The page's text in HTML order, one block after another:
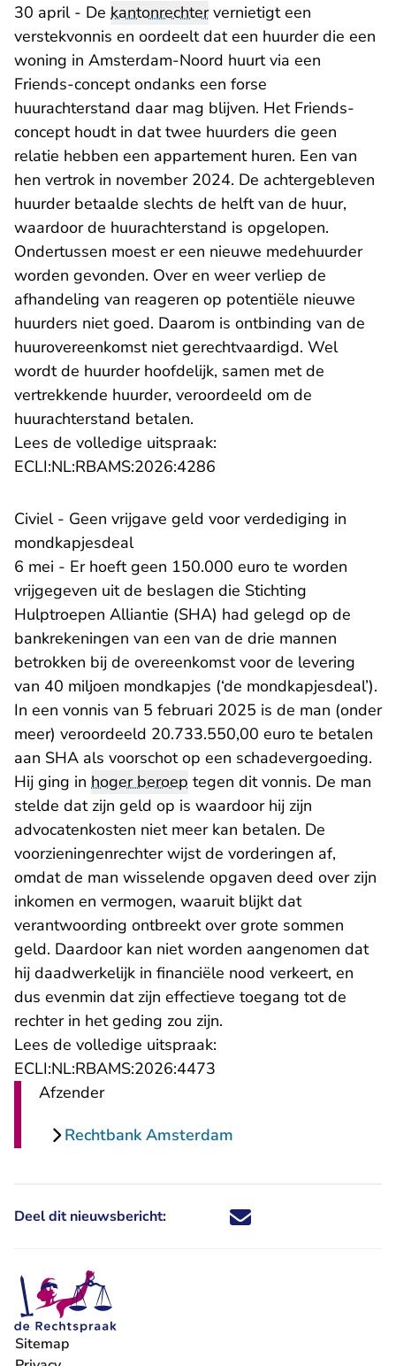
30 april - De kantonrechtervernietigt een
verstekvonnis en oordeelt dat een huurder die een
woning in Amsterdam-Noord huurt via een
Friends-concept ondanks een forse
huurachterstand daar mag blijven. Het Friends-
concept houdt in dat twee huurders die geen
relatie hebben een appartement huren. Een van
hen vertrok in november 2024. De achtergebleven
huurder betaalde slechts de helft van de huur,
waardoor de huurachterstand is opgelopen.
Ondertussen moest er een nieuwe medehuurder
worden gevonden. Over en weer verliep de
afhandeling van reageren op potentiële nieuwe
huurders niet goed. Daarom is ontbinding van de
huurovereenkomst niet gerechtvaardigd. Wel
wordt de huurder hoofdelijk, samen met de
vertrekkende huurder, veroordeeld om de
huurachterstand betalen.
Lees de volledige uitspraak:
ECLI:NL:RBAMS:2026:4286
Civiel - Geen vrijgave geld voor verdediging in
mondkapjesdeal
6 mei - Er hoeft geen 150.000 euro te worden
vrijgegeven uit de beslagen die Stichting
Hulptroepen Alliantie (SHA) had gelegd op de
bankrekeningen van een van de drie mannen
betrokken bij de overeenkomst voor de levering
van 40 miljoen mondkapjes (‘de mondkapjesdeal’).
In een vonnis van 5 februari 2025 is de man (onder
meer) veroordeeld 20.733.550,00 euro te betalen
aan SHA als voorschot op een schadevergoeding.
Hij ging in hoger beroep tegen dit vonnis. De man
stelde dat zijn geld op is waardoor hij zijn
advocatenkosten niet meer kan betalen. De
voorzieningenrechter wijst de vorderingen af,
omdat de man wisselende opgaven deed over zijn
inkomen en vermogen, waaruit blijkt dat
verantwoording ontbreekt over grote sommen
geld. Daardoor kan niet worden aangenomen dat
hij daadwerkelijk in financiële nood verkeert, en
dus evenmin dat zijn effectieve toegang tot de
rechter in het geding zou zijn.
Lees de volledige uitspraak:
ECLI:NL:RBAMS:2026:4473
Afzender
Rechtbank Amsterdam
Deel dit nieuwsbericht: Deel dit nieuwsbericht via X -
Deel dit nieuwsbericht via
Deel dit nieuwsbericht
Deel dit
Sitemap